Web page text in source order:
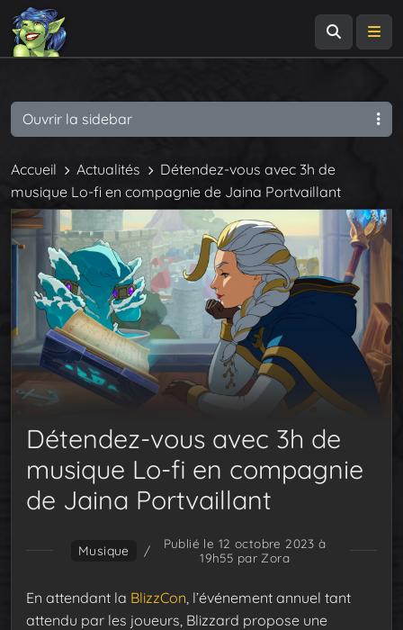
Accueil Actualités
Détendez-vous avec 3h de
musique Lo-fi en compagnie de Jaina Portvaillant
Détendez-vous avec 3h de
musique Lo-fi en compagnie
de Jaina Portvaillant
Musique /
Publié le 12 octobre 2023 à
19h55 par Zora
En attendant la BlizzCon , l’événement annuel tant
attendu par les joueurs, Blizzard propose une
Ouvrir la sidebar